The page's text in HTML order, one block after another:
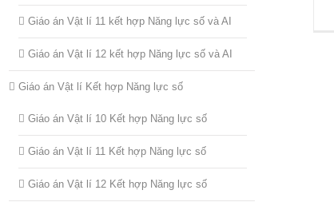
Giáo án Vật lí 11 kết hợp Năng lực số và AI
Giáo án Vật lí 12 kết hợp Năng lực số và AI
Giáo án Vật lí Kết hợp Năng lực số
Giáo án Vật lí 10 Kết hợp Năng lực số
Giáo án Vật lí 11 Kết hợp Năng lực số
Giáo án Vật lí 12 Kết hợp Năng lực số